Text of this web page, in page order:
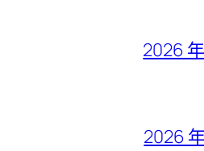
2026
2026